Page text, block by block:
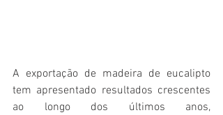
A exportação de madeira de eucalipto
tem apresentado resultados crescentes
ao longo dos últimos anos,